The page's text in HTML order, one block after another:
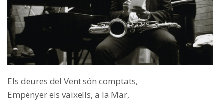
Els deures del Vent són comptats,
Empènyer els vaixells, a la Mar,